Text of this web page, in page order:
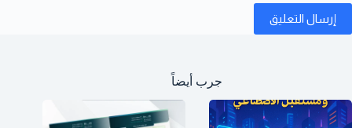
إرسال التعليق
جرب أيضاً